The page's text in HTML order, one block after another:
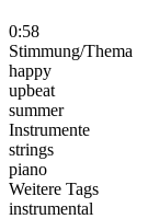
0:58
Stimmung/Thema
happy
upbeat
summer
Instrumente
strings
piano
Weitere Tags
instrumental